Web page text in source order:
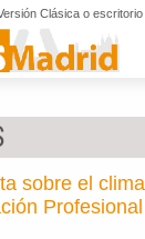
Clásica o escritorio
sobre el
Profesional